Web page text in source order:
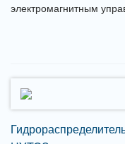
электромагнитным